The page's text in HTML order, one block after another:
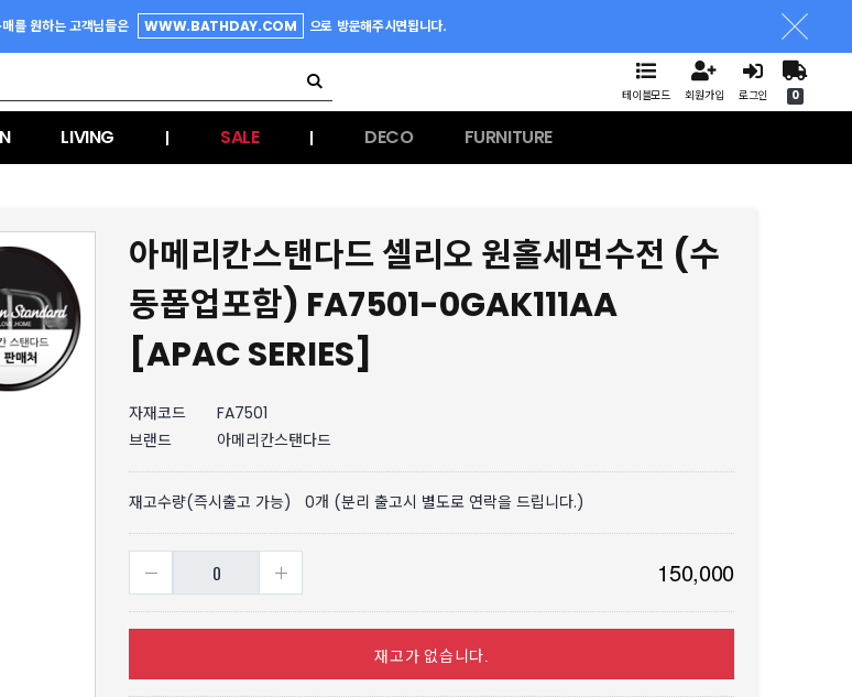
를 원하는 고객님들은 WWW.BATHDAY.COM 으로 방문해주시면됩니다.
테이블모드 회원가입 로그인 0
LIVING | SALE | DECO FURNITURE
아메리칸스탠다드 셀리오 원홀세면수전 (수
동폽업포함) FA7501-0GAK111AA
[APAC SERIES]
자재코드
FA7501
브랜드
아메리칸스탠다드
재고수량(즉시출고 가능) 0개 (분리 출고시 별도로 연락을 드립니다.)
150,000
재고가 없습니다.